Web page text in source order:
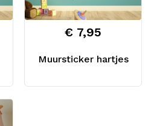
Muursticker hartjes
€ 7,95